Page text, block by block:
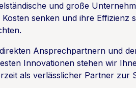
und große
Kosten senken und ihre Effizienz
Ansprechpartnern und
Innovationen stehen wir
als verlässlicher Partner zur